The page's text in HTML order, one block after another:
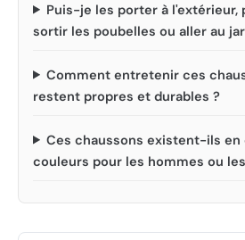
Puis-je les porter à l'extérieur,
sortir les poubelles ou aller au
Comment entretenir ces
restent propres et durables ?
Ces chaussons existent-ils en
couleurs pour les hommes ou